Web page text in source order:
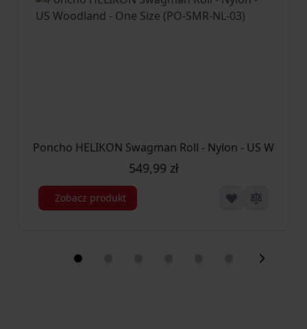
Poncho HELIKON Swagman Roll - Nylon - US
549,99 zł
Zobacz produkt